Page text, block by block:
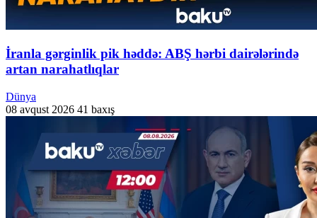
İranla gərginlik pik həddə: ABŞ hərbi dairələrində
artan narahatlıqlar
Dünya
08 avqust 2026 41 baxış